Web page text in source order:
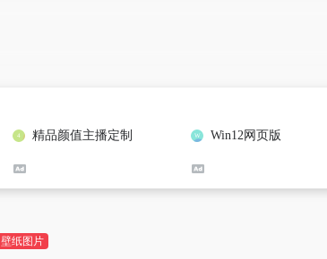
精品颜值主播定制 Win12网页版
壁纸图片